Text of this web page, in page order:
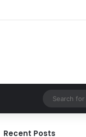
Recent Posts